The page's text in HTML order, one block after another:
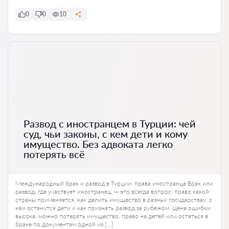
0 0 10
Развод с иностранцем в Турции: чей
суд, чьи законы, с кем дети и кому
имущество. Без адвоката легко
потерять всё
Международный брак и развод в Турции: права иностранца Брак или
развод, где участвует иностранец, — это всегда вопрос: право какой
страны применяется, как делить имущество в разных государствах, с
кем останутся дети и как признать развод за рубежом. Цена ошибки
высока: можно потерять имущество, право на детей или остаться в
браке по документам одной из […]